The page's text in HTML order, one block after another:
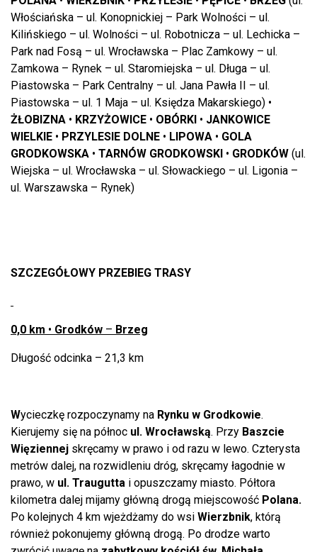
Włościańska – ul. Konopnickiej – Park Wolności – ul.
Kilińskiego – ul. Wolności – ul. Robotnicza – ul. Lechicka –
Park nad Fosą – ul. Wrocławska – Plac Zamkowy – ul.
Zamkowa – Rynek – ul. Staromiejska – ul. Długa – ul.
Piastowska – Park Centralny – ul. Jana Pawła II – ul.
Piastowska – ul. 1 Maja – ul. Księdza Makarskiego) •
ŻŁOBIZNA • KRZYŻOWICE • OBÓRKI • JANKOWICE
WIELKIE • PRZYLESIE DOLNE • LIPOWA • GOLA
GRODKOWSKA • TARNÓW GRODKOWSKI • GRODKÓW (ul.
Wiejska – ul. Wrocławska – ul. Słowackiego – ul. Ligonia –
ul. Warszawska – Rynek)
SZCZEGÓŁOWY PRZEBIEG TRASY
0,0 km • Grodków – Brzeg
Długość odcinka – 21,3 km
Wycieczkę rozpoczynamy na Rynku w Grodkowie.
Kierujemy się na północ ul. Wrocławską. Przy Baszcie
Więziennej skręcamy w prawo i od razu w lewo. Czterysta
metrów dalej, na rozwidleniu dróg, skręcamy łagodnie w
prawo, w ul. Traugutta i opuszczamy miasto. Półtora
kilometra dalej mijamy główną drogą miejscowość Polana.
Po kolejnych 4 km wjeżdżamy do wsi Wierzbnik, którą
również pokonujemy główną drogą. Po drodze warto